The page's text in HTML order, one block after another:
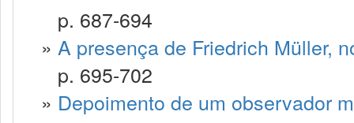
p. 687-694
» A presença de Friedrich Müller,
p. 695-702
» Depoimento de um observador